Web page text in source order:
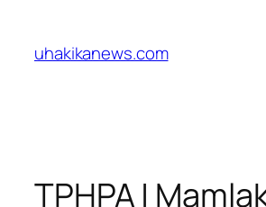
content
uhakikanews.com
TPHPA |